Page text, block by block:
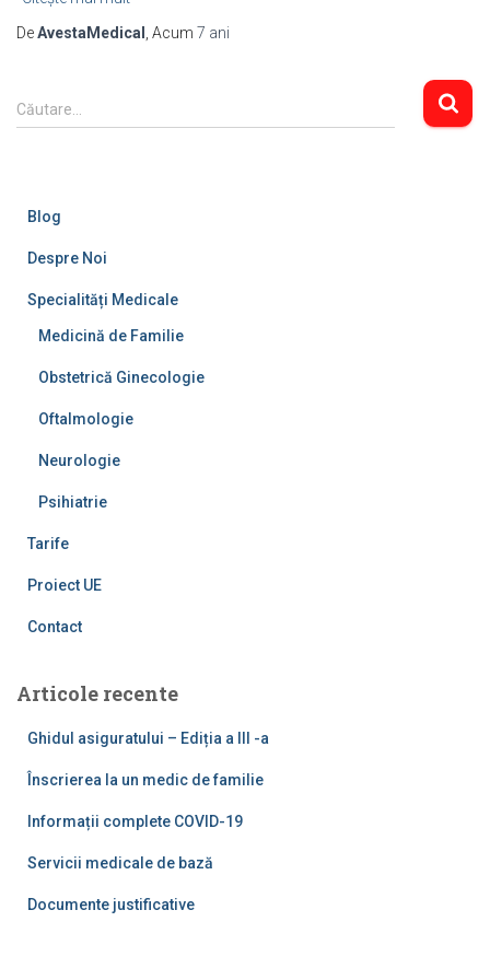
DeAvestaMedical , Acum 7 ani
C
a
Căutare…
Blog
Despre Noi
Specialități Medicale
Medicină de Familie
Obstetrică Ginecologie
Oftalmologie
Neurologie
Psihiatrie
Tarife
Proiect UE
Contact
Articole recente
Ghidul asiguratului – Ediția a III -a
Înscrierea la un medic de familie
Informații complete COVID-19
Servicii medicale de bază
Documente justificative